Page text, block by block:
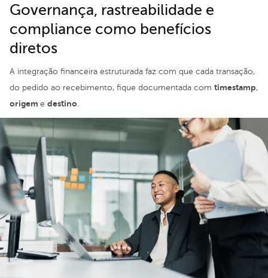
Governança, rastreabilidade e
compliance como benefícios
diretos
A integração financeira estruturada faz com que cada transação,
do pedido ao recebimento, fique documentada com timestamp,
origem e destino.